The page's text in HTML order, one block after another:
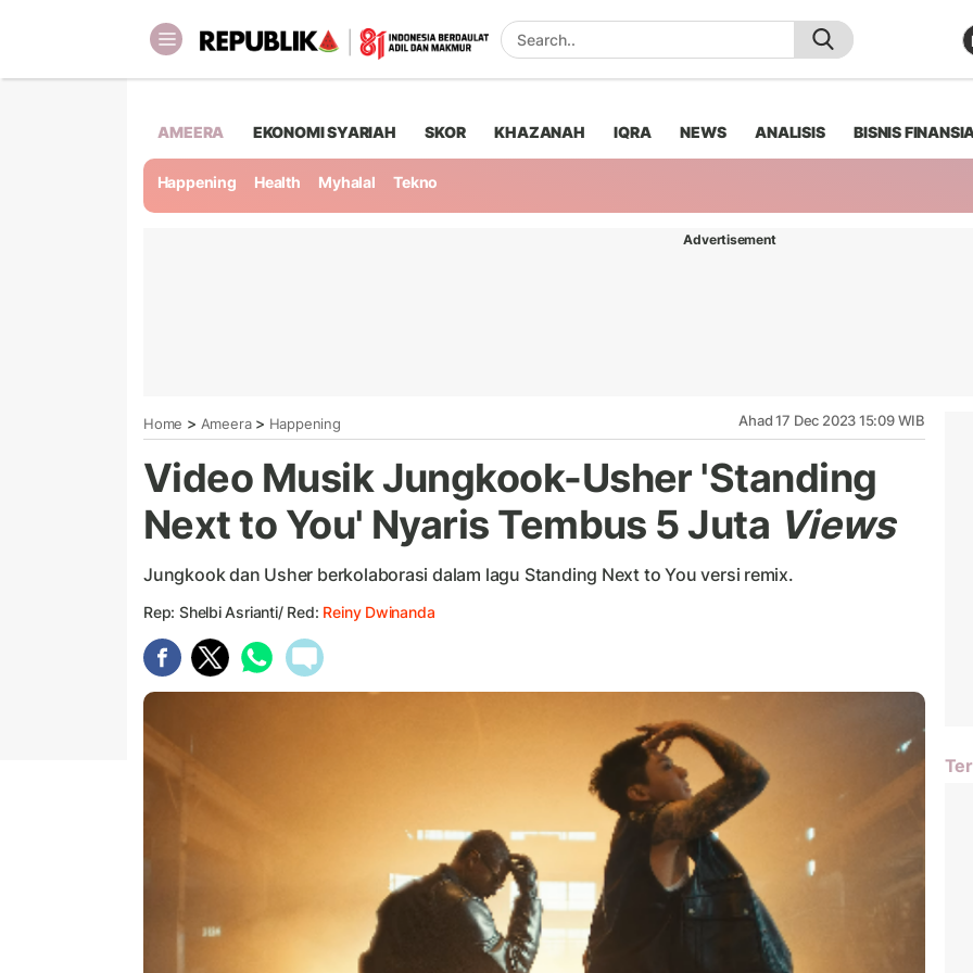
AMEERA EKONOMI SYARIAH SKOR KHAZANAH IQRA NEWS ANALISIS BISNIS
Happening Health Myhalal Tekno
Advertisement
Home > Ameera> Happening Ahad 17 Dec 2023 15:09 WIB
Video Musik Jungkook-Usher 'Standing
Next to You' Nyaris Tembus 5 Juta Views
Jungkook dan Usher berkolaborasi dalam lagu Standing Next to You versi remix.
Rep: Shelbi Asrianti/ Red: Reiny Dwinanda